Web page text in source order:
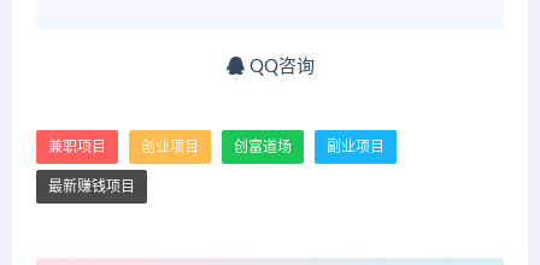
QQ咨询
兼职项目 创业项目 创富道场 副业项目
最新赚钱项目